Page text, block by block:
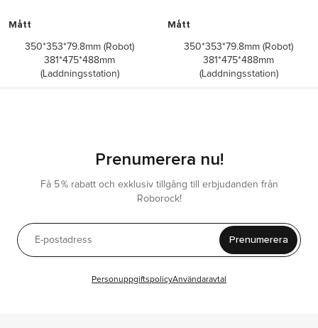
Mått Mått
350*353*79.8mm (Robot)
381*475*488mm
(Laddningsstation)
350*353*79.8mm (Robot)
381*475*488mm
(Laddningsstation)
Prenumerera nu!
Få 5 % rabatt och exklusiv tillgång till erbjudanden från
Roborock!
Prenumerera
PersonuppgiftspolicyAnvändaravtal